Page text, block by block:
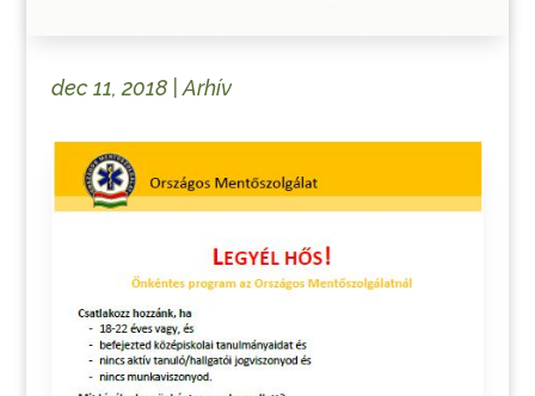
dec 11, 2018| Arhív